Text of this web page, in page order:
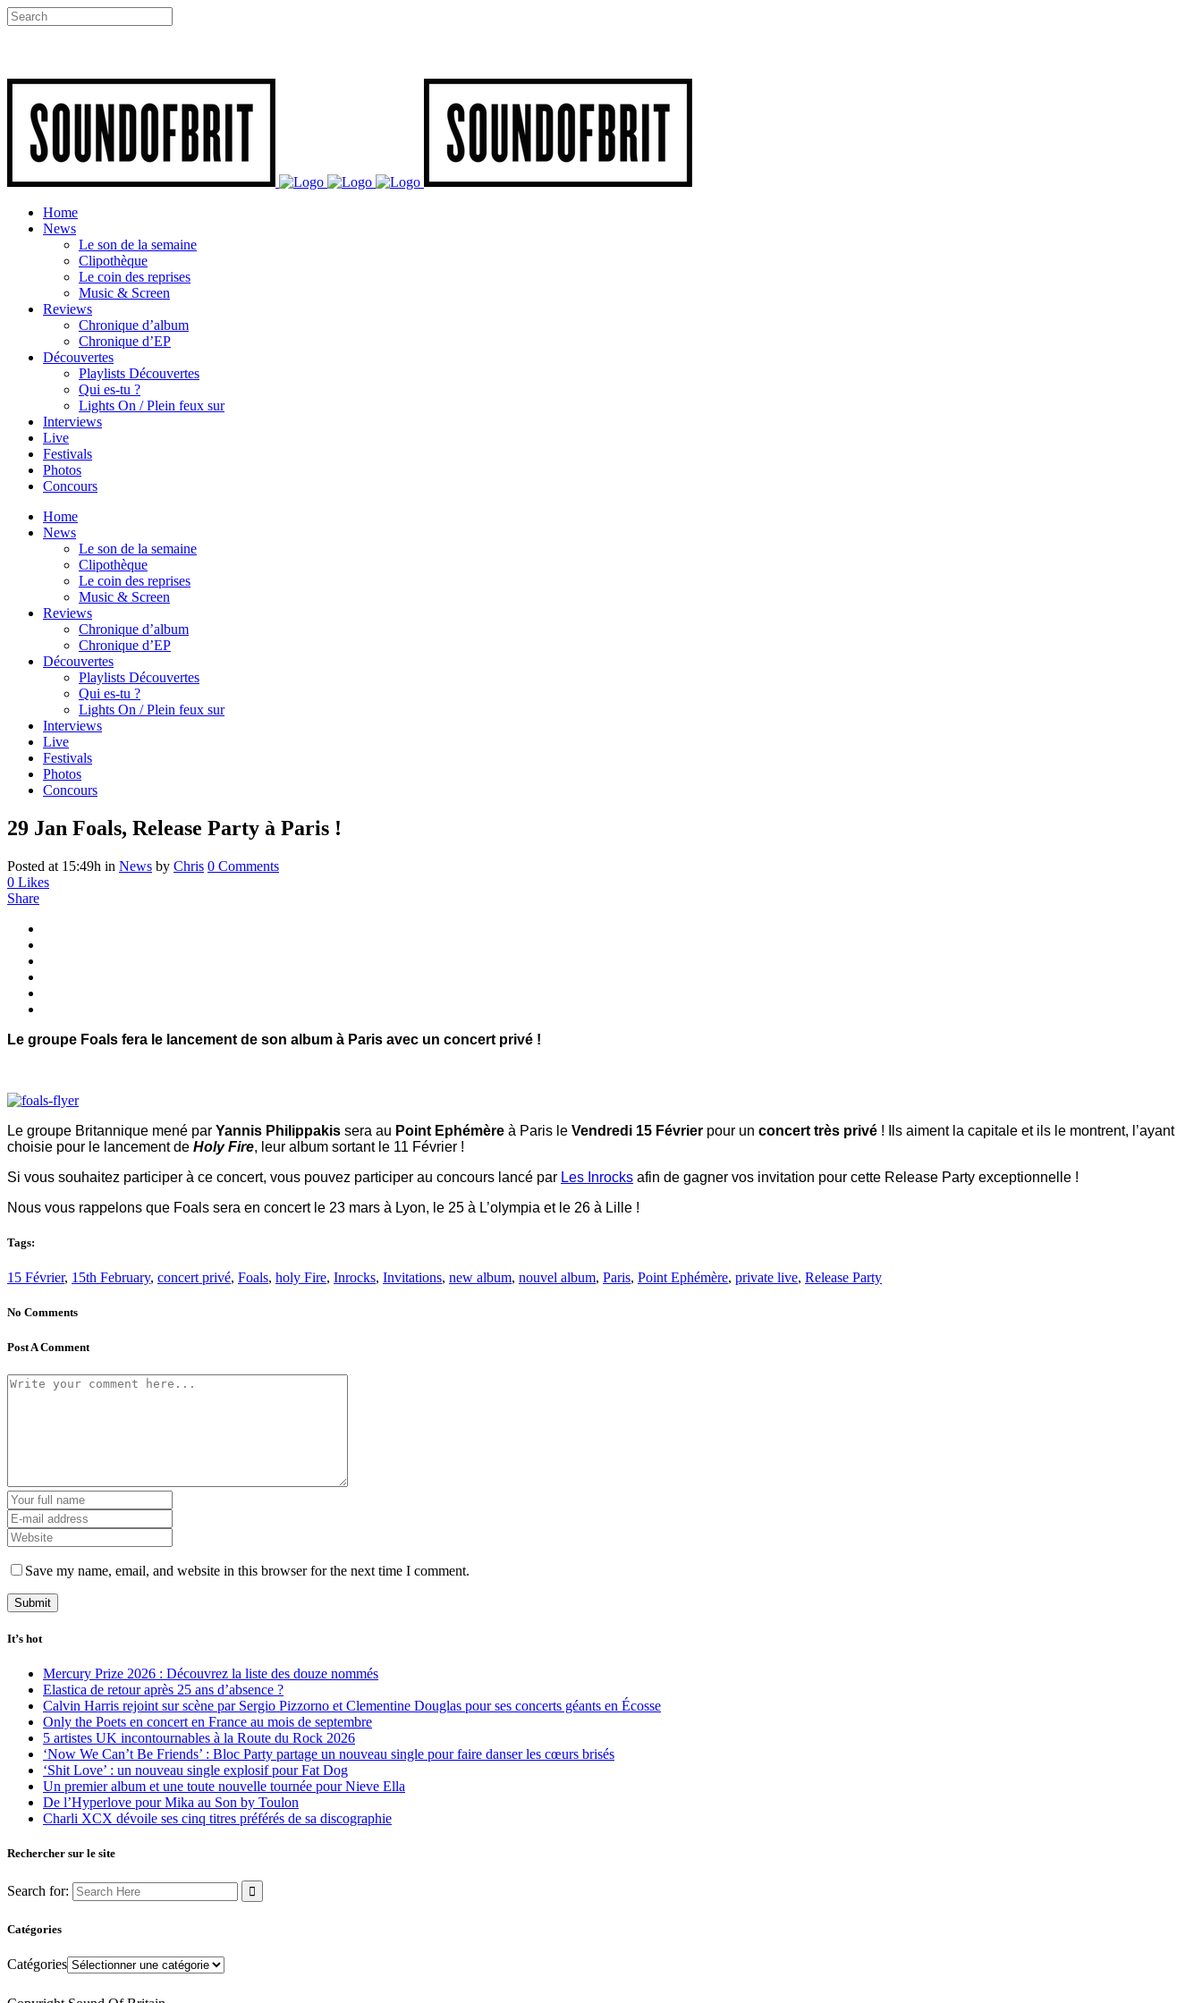
Home
News
Le son de la semaine
Clipothèque
Le coin des reprises
Music & Screen
Reviews
Chronique d’album
Chronique d’EP
Découvertes
Playlists Découvertes
Qui es-tu ?
Lights On / Plein feux sur
Interviews
Live
Festivals
Photos
Concours
Home
News
Le son de la semaine
Clipothèque
Le coin des reprises
Music & Screen
Reviews
Chronique d’album
Chronique d’EP
Découvertes
Playlists Découvertes
Qui es-tu ?
Lights On / Plein feux sur
Interviews
Live
Festivals
Photos
Concours
29 Jan Foals, Release Party à Paris !
Posted at 15:49h in News by Chris 0 Comments
0 Likes
Share
Le groupe Foals fera le lancement de son album à Paris avec un concert privé !
Le groupe Britannique mené par Yannis Philippakis sera au Point Ephémère à Paris le Vendredi 15 Février pour un concert très privé ! Ils aiment la capitale et ils le montrent, l’ayant
choisie pour le lancement de Holy Fire, leur album sortant le 11 Février !
Si vous souhaitez participer à ce concert, vous pouvez participer au concours lancé par Les Inrocks afin de gagner vos invitation pour cette Release Party exceptionnelle !
Nous vous rappelons que Foals sera en concert le 23 mars à Lyon, le 25 à L’olympia et le 26 à Lille !
Tags:
15 Février, 15th February, concert privé, Foals, holy Fire, Inrocks, Invitations, new album, nouvel album, Paris, Point Ephémère, private live, Release Party
No Comments
Post A Comment
Save my name, email, and website in this browser for the next time I comment.
It’s hot
Mercury Prize 2026 : Découvrez la liste des douze nommés
Elastica de retour après 25 ans d’absence ?
Calvin Harris rejoint sur scène par Sergio Pizzorno et Clementine Douglas pour ses concerts géants en Écosse
Only the Poets en concert en France au mois de septembre
5 artistes UK incontournables à la Route du Rock 2026
‘Now We Can’t Be Friends’ : Bloc Party partage un nouveau single pour faire danser les cœurs brisés
‘Shit Love’ : un nouveau single explosif pour Fat Dog
Un premier album et une toute nouvelle tournée pour Nieve Ella
De l’Hyperlove pour Mika au Son by Toulon
Charli XCX dévoile ses cinq titres préférés de sa discographie
Rechercher sur le site
Search for:
Catégories
Catégories